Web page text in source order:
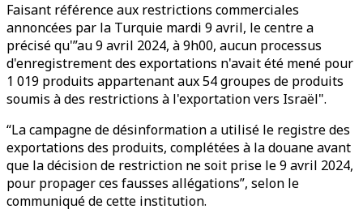
Faisant référence aux restrictions commerciales
annoncées par la Turquie mardi 9 avril, le centre a
précisé qu'”au 9 avril 2024, à 9h00, aucun processus
d'enregistrement des exportations n'avait été mené pour
1 019 produits appartenant aux 54 groupes de produits
soumis à des restrictions à l'exportation vers Israël".
“La campagne de désinformation a utilisé le registre des
exportations des produits, complétées à la douane avant
que la décision de restriction ne soit prise le 9 avril 2024,
pour propager ces fausses allégations”, selon le
communiqué de cette institution.